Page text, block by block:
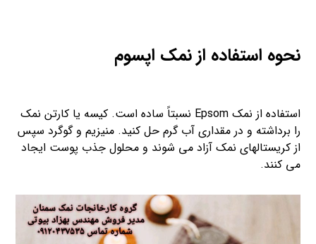
نحوه استفاده از نمک اپسوم
استفاده از نمک Epsom نسبتاً ساده است. کیسه یا کارتن نمک
را برداشته و در مقداری آب گرم حل کنید. منیزیم و گوگرد سپس
از کریستالهای نمک آزاد می شوند و محلول جذب پوست ایجاد
می کنند.